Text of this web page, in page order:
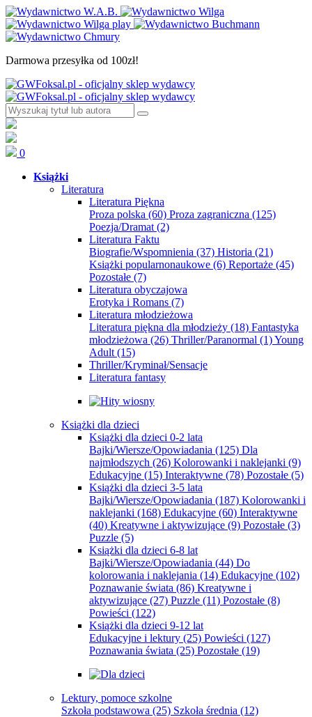
Darmowa przesyłka od 100zł!
0
Książki
Literatura
Literatura Piękna
Proza polska (60) Proza zagraniczna (125)
Poezja/Dramat (2)
Literatura Faktu
Biografie/Wspomnienia (37) Historia (21)
Książki popularnonaukowe (6) Reportaże (45)
Pozostałe (7)
Literatura obyczajowa
Erotyka i Romans (7)
Literatura młodzieżowa
Literatura piękna dla młodzieży (18) Fantastyka
młodzieżowa (26) Thriller/Paranormal (1)Young
Adult (15)
Thriller/Kryminał/Sensacje
Literatura fantasy
Książki dla dzieci
Książki dla dzieci 0-2 lata
Bajki/Wiersze/Opowiadania (125) Dla
najmłodszych (26) Kolorowanki i naklejanki (9)
Edukacyjne (15) Interaktywne (78) Pozostałe (5)
Książki dla dzieci 3-5 lata
Bajki/Wiersze/Opowiadania (187) Kolorowanki i
naklejanki (168) Edukacyjne (60) Interaktywne
(40) Kreatywne i aktywizujące (9) Pozostałe (3)
Puzzle (5)
Książki dla dzieci 6-8 lat
Bajki/Wiersze/Opowiadania (44) Do
kolorowania i naklejania (14) Edukacyjne (102)
Poznawanie świata (86) Kreatywne i
aktywizujące (27) Puzzle (11) Pozostałe (8)
Powieści (122)
Książki dla dzieci 9-12 lat
Edukacyjne i lektury (25) Powieści (127)
Poznawania świata (25) Pozostałe (19)
Lektury, pomoce szkolne
Szkoła podstawowa (25) Szkoła średnia (12)